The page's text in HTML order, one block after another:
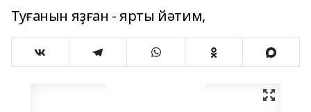
Туғанын яҙған - ярты йәтим,